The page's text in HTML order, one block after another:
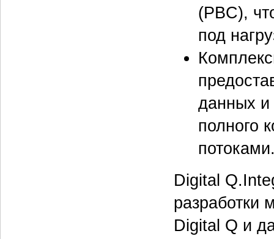
(PBC),
под
данных и
полного
Digital
разработки
Digital Q и